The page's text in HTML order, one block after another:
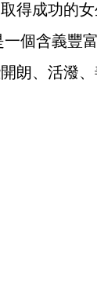
得成功的女
一個含義豐
朗、活潑